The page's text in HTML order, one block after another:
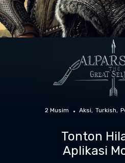
2 Musim Aksi Turkish
Tonton
Aplikasi